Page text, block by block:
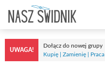
treści
UWAGA!
Dołącz do nowej grupy
Kupię | Zamienię | Praca